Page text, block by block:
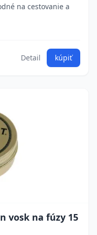
na cestovanie a
Detail kúpiť
vosk na fúzy 15